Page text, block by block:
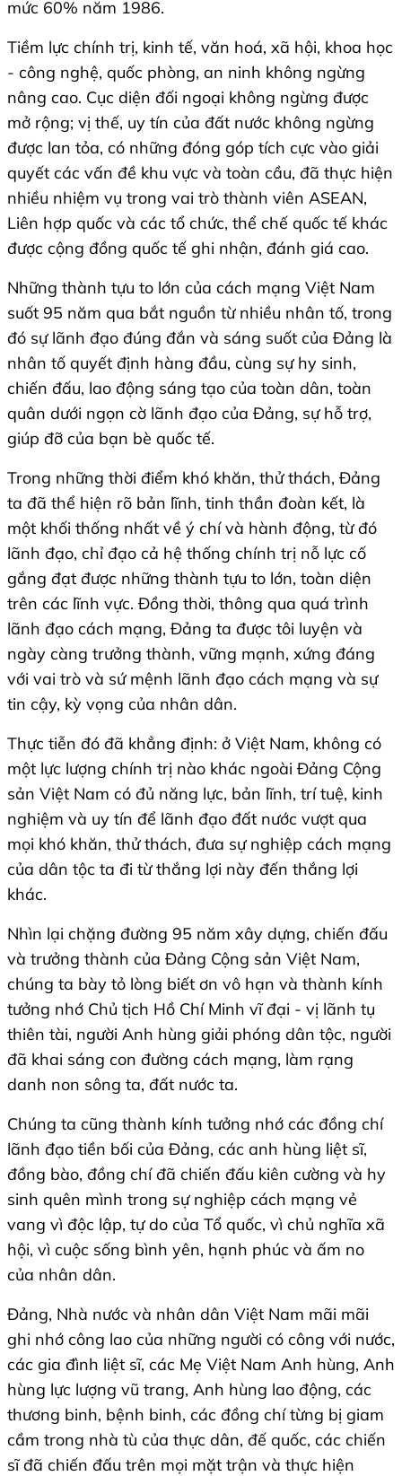
mức 60% năm 1986.
Tiềm lực chính trị, kinh tế, văn hoá, xã hội, khoa học
- công nghệ, quốc phòng, an ninh không ngừng
nâng cao. Cục diện đối ngoại không ngừng được
mở rộng; vị thế, uy tín của đất nước không ngừng
được lan tỏa, có những đóng góp tích cực vào giải
quyết các vấn đề khu vực và toàn cầu, đã thực hiện
nhiều nhiệm vụ trong vai trò thành viên ASEAN,
Liên hợp quốc và các tổ chức, thể chế quốc tế khác
được cộng đồng quốc tế ghi nhận, đánh giá cao.
Những thành tựu to lớn của cách mạng Việt Nam
suốt 95 năm qua bắt nguồn từ nhiều nhân tố, trong
đó sự lãnh đạo đúng đắn và sáng suốt của Đảng là
nhân tố quyết định hàng đầu, cùng sự hy sinh,
chiến đấu, lao động sáng tạo của toàn dân, toàn
quân dưới ngọn cờ lãnh đạo của Đảng, sự hỗ trợ,
giúp đỡ của bạn bè quốc tế.
Trong những thời điểm khó khăn, thử thách, Đảng
ta đã thể hiện rõ bản lĩnh, tinh thần đoàn kết, là
một khối thống nhất về ý chí và hành động, từ đó
lãnh đạo, chỉ đạo cả hệ thống chính trị nỗ lực cố
gắng đạt được những thành tựu to lớn, toàn diện
trên các lĩnh vực. Đồng thời, thông qua quá trình
lãnh đạo cách mạng, Đảng ta được tôi luyện và
ngày càng trưởng thành, vững mạnh, xứng đáng
với vai trò và sứ mệnh lãnh đạo cách mạng và sự
tin cậy, kỳ vọng của nhân dân.
Thực tiễn đó đã khẳng định: ở Việt Nam, không có
một lực lượng chính trị nào khác ngoài Đảng Cộng
sản Việt Nam có đủ năng lực, bản lĩnh, trí tuệ, kinh
nghiệm và uy tín để lãnh đạo đất nước vượt qua
mọi khó khăn, thử thách, đưa sự nghiệp cách mạng
của dân tộc ta đi từ thắng lợi này đến thắng lợi
khác.
Nhìn lại chặng đường 95 năm xây dựng, chiến đấu
và trưởng thành của Đảng Cộng sản Việt Nam,
chúng ta bày tỏ lòng biết ơn vô hạn và thành kính
tưởng nhớ Chủ tịch Hồ Chí Minh vĩ đại - vị lãnh tụ
thiên tài, người Anh hùng giải phóng dân tộc, người
đã khai sáng con đường cách mạng, làm rạng
danh non sông ta, đất nước ta.
Chúng ta cũng thành kính tưởng nhớ các đồng chí
lãnh đạo tiền bối của Đảng, các anh hùng liệt sĩ,
đồng bào, đồng chí đã chiến đấu kiên cường và hy
sinh quên mình trong sự nghiệp cách mạng vẻ
vang vì độc lập, tự do của Tổ quốc, vì chủ nghĩa xã
hội, vì cuộc sống bình yên, hạnh phúc và ấm no
của nhân dân.
Đảng, Nhà nước và nhân dân Việt Nam mãi mãi
ghi nhớ công lao của những người có công với nước,
các gia đình liệt sĩ, các Mẹ Việt Nam Anh hùng, Anh
hùng lực lượng vũ trang, Anh hùng lao động, các
thương binh, bệnh binh, các đồng chí từng bị giam
cầm trong nhà tù của thực dân, đế quốc, các chiến
sĩ đã chiến đấu trên mọi mặt trận và thực hiện